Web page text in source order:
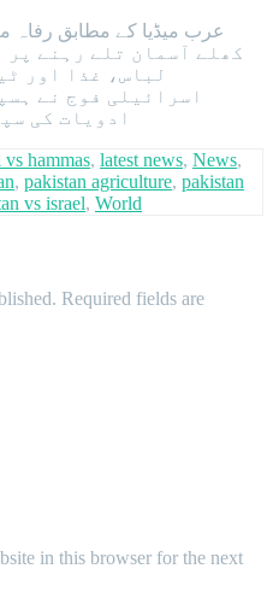
کھلے آسمان تلے رہنے
لباس، غذا اور
اسرائیلی فوج نے
ادویات کی
vs hammas, latest news, News,
, pakistan agriculture, pakistan
vs israel, World
Required fields are
in this browser for the next